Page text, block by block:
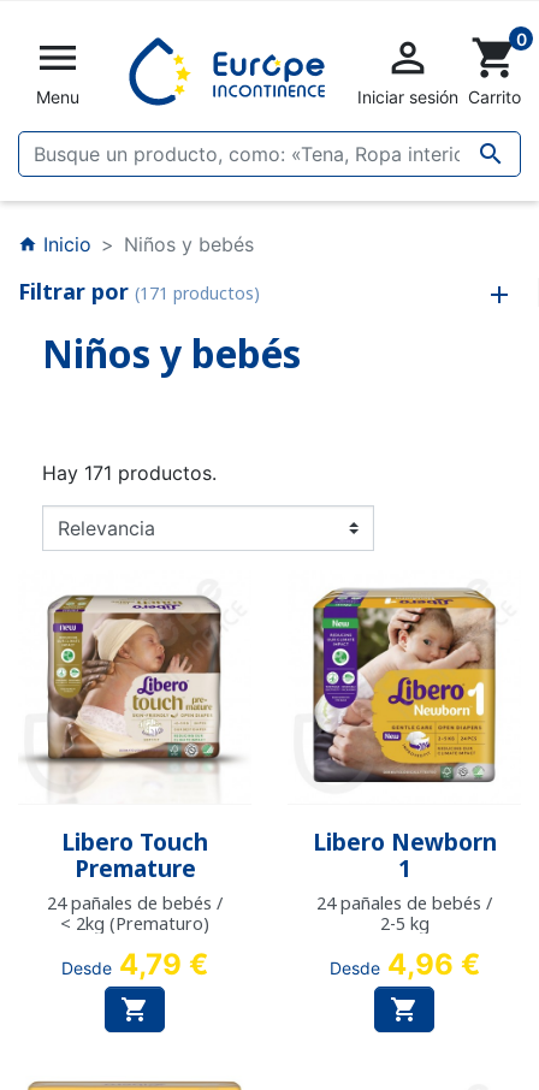

Menu


Iniciar sesión
shopping_cart0
Carrito
home Inicio Niños y bebés
Filtrar por (171 productos)
Niños y bebés
Hay 171 productos.
Libero Touch
Premature
24 pañales de bebés /
< 2kg (Prematuro)
Desde 4,79 €

Libero Newborn
1
24 pañales de bebés /
2-5 kg
Desde 4,96 €
